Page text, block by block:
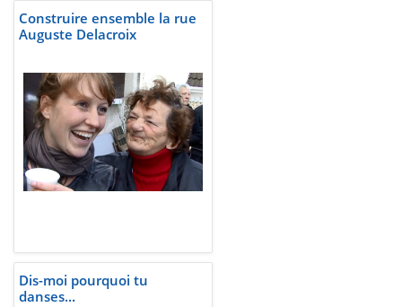
Construire ensemble la rue
Auguste Delacroix
Dis-moi pourquoi tu
danses...